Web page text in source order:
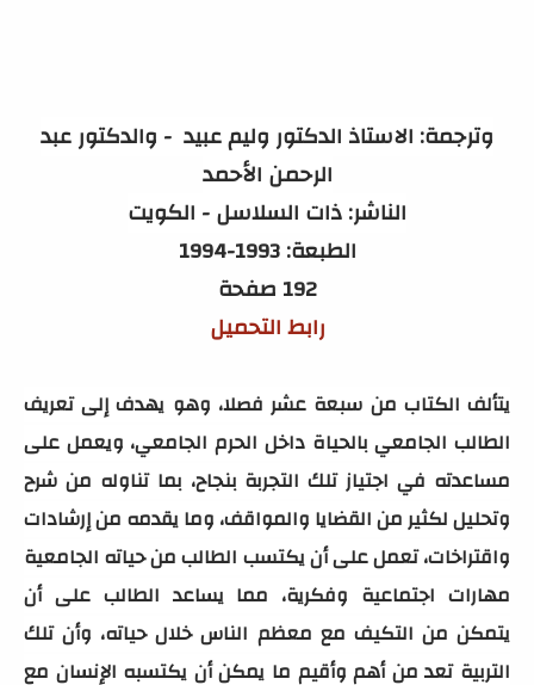
وترجمة: الاستاذ الدكتور وليم عبيد - والدكتور عبد
الرحمن الأحمد
الناشر: ذات السلاسل - الكويت
الطبعة: 1993-1994
192 صفحة
رابط التحميل
يتألف الكتاب من سبعة عشر فصلا، وهو يهدف إلى تعريف
الطالب الجامعي بالحياة داخل الحرم الجامعي، ويعمل على
مساعدته في اجتياز تلك التجربة بنجاح، بما تناوله من شرح
وتحليل لكثير من القضايا والمواقف، وما يقدمه من إرشادات
واقتراخات، تعمل على أن يكتسب الطالب من حياته الجامعية
مهارات اجتماعية وفكرية، مما يساعد الطالب على أن
يتمكن من التكيف مع معظم الناس خلال حياته، وأن تلك
التربية تعد من أهم وأقيم ما يمكن أن يكتسبه الإنسان مع